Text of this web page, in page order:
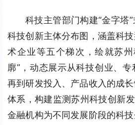
科技主管部门构建“金字塔
科技创新主体分布图，涵盖科
术企业等五个梯次，绘就苏
廓”，动态展示从科技创业、专
再到研发投入、产品收入的成
体系，构建监测苏州科技创新
金融机构为不同发展阶段的科